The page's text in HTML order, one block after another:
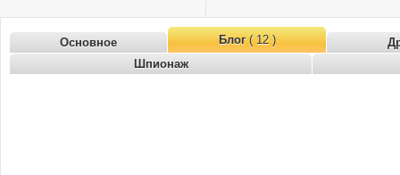
Основное Блог( 12 )
Шпионаж